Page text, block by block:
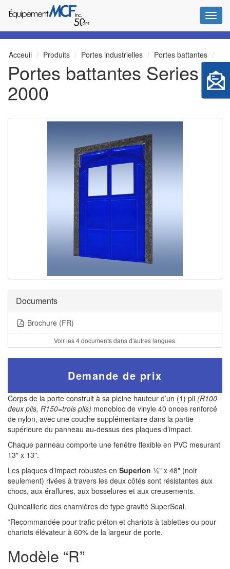
Acceuil Produits Portes industrielles Portes battantes
Portes battantes Series
2000
Documents
Brochure (FR)
Voir les 4 documents dans d'autres langues.
Demande de prix
Corps de la porte construit à sa pleine hauteur d’un (1) pli (R100=
deux plis, R150=trois plis) monobloc de vinyle 40 onces renforcé
de nylon, avec une couche supplémentaire dans la partie
supérieure du panneau au-dessus des plaques d’impact.
Chaque panneau comporte une fenêtre flexible en PVC mesurant
13" x 13".
Les plaques d’impact robustes en Superlon ⅛" x 48" (noir
seulement) rivées à travers les deux côtés sont résistantes aux
chocs, aux éraflures, aux bosselures et aux creusements.
Quincaillerie des charnières de type gravité SuperSeal.
*Recommandée pour trafic piéton et chariots à tablettes ou pour
chariots élévateur à 60% de la largeur de porte.
Modèle “R”